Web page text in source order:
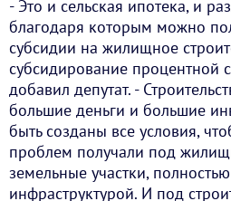
- Это и сельская ипотека, и
благодаря которым можно
субсидии на жилищное
субсидирование процентной
добавил депутат. -
большие деньги и большие
быть созданы все условия,
проблем получали под
земельные участки,
инфраструктурой. И под